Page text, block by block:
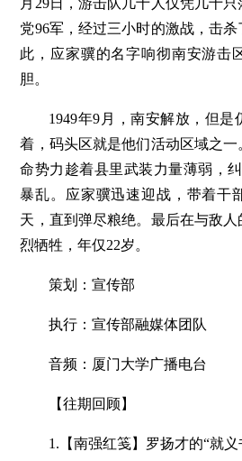
月29日，游击队几十人仅凭几十
党96军，经过三小时的激战，击
此，应家骥的名字响彻南安游击
胆。
1949年9月，南安解放，但
着，码头区就是他们活动区域之一
命势力趁着县里武装力量薄弱，
暴乱。应家骥迅速迎战，带着干
天，直到弹尽粮绝。最后在与敌
烈牺牲，年仅22岁。
策划：宣传部
执行：宣传部融媒体团队
音频：厦门大学广播电台
【往期回顾】
1.【南强红笺】罗扬才的“就义